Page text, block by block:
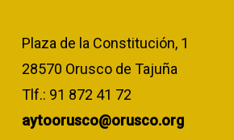
Plaza de la Constitución, 1
28570 Orusco de Tajuña
Tlf.: 91 872 41 72
aytoorusco@orusco.org